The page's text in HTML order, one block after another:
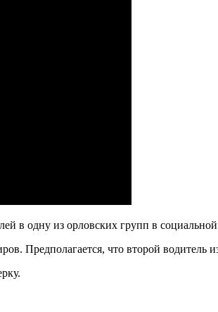
в одну из орловских групп в социальной
Предполагается, что второй водитель